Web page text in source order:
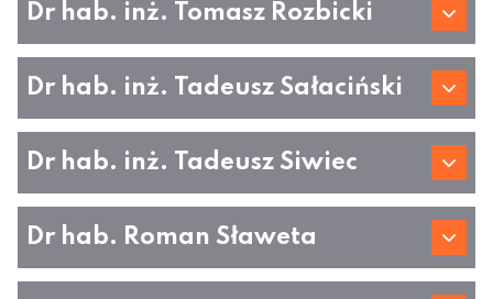
Dr hab. inż. Tomasz Rozbicki
Dr hab. inż. Tadeusz Sałaciński
Dr hab. inż. Tadeusz Siwiec
Dr hab. Roman Sławeta